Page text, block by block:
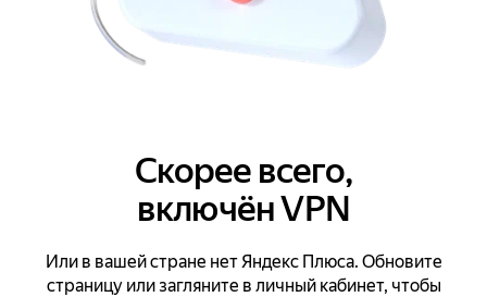
Скорее всего,
включён VPN
Или в вашей стране нет Яндекс Плюса. Обновите
страницу или загляните в личный кабинет, чтобы